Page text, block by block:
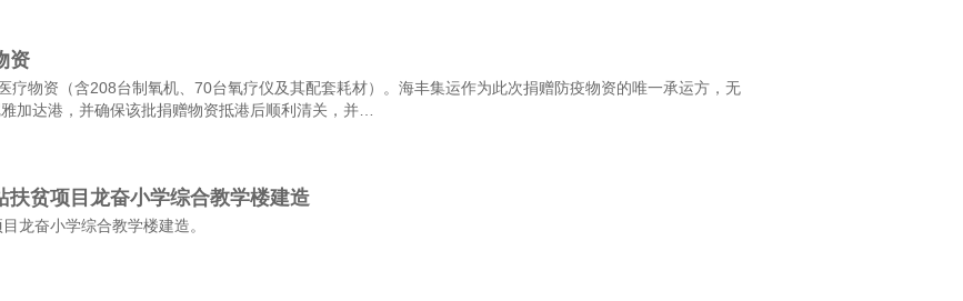
资
物资（含208台制氧机、70台氧疗仪及其配套耗材）。海丰集运作为此次捐赠防疫物资的唯一承运方，无
加达港，并确保该批捐赠物资抵港后顺利清关，并…
贫项目龙奋小学综合教学楼建造
龙奋小学综合教学楼建造。